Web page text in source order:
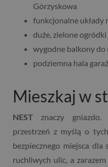
Górzyskowa
funkcjonalne układy
duże, zielone
wygodne balkony do
podziemna hala
Mieszkaj w
NEST znaczy gniazdo.
przestrzeń z myślą o
bezpiecznego miejsca
ruchliwych ulic, a